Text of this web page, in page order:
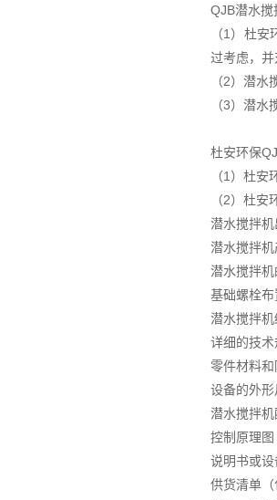
QJB潜水
（1）杜
过考虑，
（2）潜
（3）潜
杜安环保
（1）杜
（2）杜
潜水搅拌
潜水搅拌
潜水搅拌
基础螺栓
潜水搅拌
详细的技术
零件材料
设备的外
潜水搅拌
控制原理图
说明书或
供货清单